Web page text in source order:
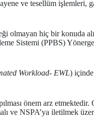
ve tesellüm işlemleri,
olmayan hiç bir konuda
Sistemi (PPBS)
Workload- EWL)
önem arz etmektedir.
ve NSPA’ya iletilmek